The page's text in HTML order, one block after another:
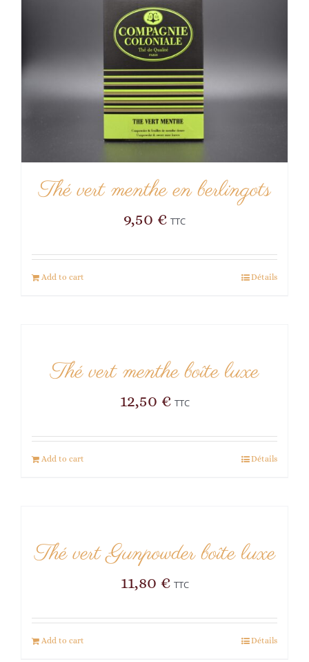
Thé vert menthe en berlingots
9,50 € TTC
Add to cart Détails
Thé vert menthe boîte luxe
12,50 € TTC
Add to cart Détails
Thé vert Gunpowder boîte luxe
11,80 € TTC
Add to cart Détails